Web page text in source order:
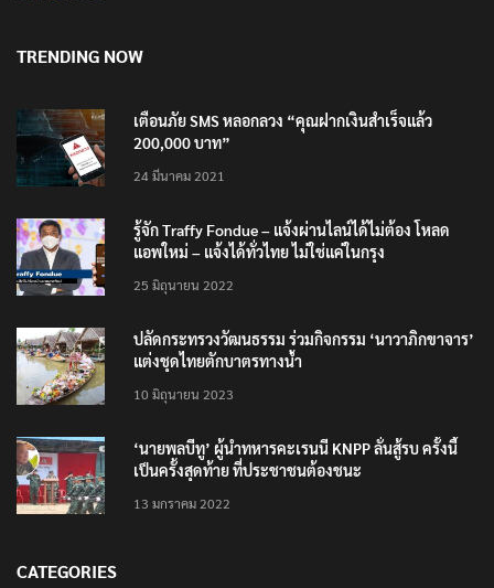
TRENDING NOW
เตือนภัย SMS หลอกลวง “คุณฝากเงินสำเร็จแล้ว
200,000 บาท”
24 มีนาคม 2021
รู้จัก Traffy Fondue – แจ้งผ่านไลน์ได้ไม่ต้อง โหลด
แอพใหม่ – แจ้งได้ทั่วไทย ไม่ใช่แค่ในกรุง
25 มิถุนายน 2022
ปลัดกระทรวงวัฒนธรรม ร่วมกิจกรรม ‘นาวาภิกขาจาร’
แต่งชุดไทยตักบาตรทางน้ำ
10 มิถุนายน 2023
‘นายพลบีทู’ ผู้นำทหารคะเรนนี KNPP ลั่นสู้รบ ครั้งนี้
เป็นครั้งสุดท้าย ที่ประชาชนต้องชนะ
13 มกราคม 2022
CATEGORIES